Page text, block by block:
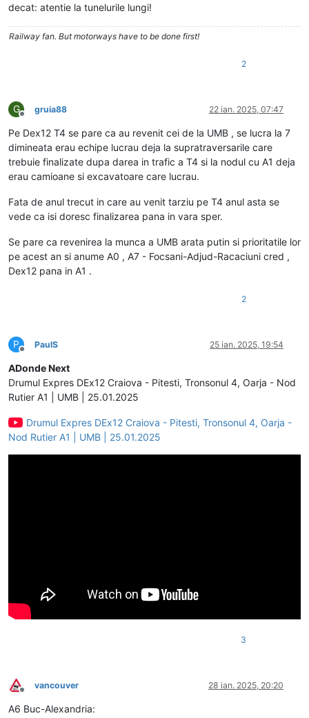
decat: atentie la tunelurile lungi!
Railway fan. But motorways have to be done first!
2
G
Deconectat
gruia88 22 ian. 2025, 07:47
Pe Dex12 T4 se pare ca au revenit cei de la UMB , se lucra la 7
dimineata erau echipe lucrau deja la supratraversarile care
trebuie finalizate dupa darea in trafic a T4 si la nodul cu A1 deja
erau camioane si excavatoare care lucrau.
Fata de anul trecut in care au venit tarziu pe T4 anul asta se
vede ca isi doresc finalizarea pana in vara sper.
Se pare ca revenirea la munca a UMB arata putin si prioritatile lor
pe acest an si anume A0 , A7 - Focsani-Adjud-Racaciuni cred ,
Dex12 pana in A1 .
2
P
Deconectat
PaulS 25 ian. 2025, 19:54
ADonde Next
Drumul Expres DEx12 Craiova - Pitesti, Tronsonul 4, Oarja - Nod
Rutier A1 | UMB | 25.01.2025
Drumul Expres DEx12 Craiova - Pitesti, Tronsonul 4, Oarja -
Nod Rutier A1 | UMB | 25.01.2025
3
Deconectat
vancouver 28 ian. 2025, 20:20
A6 Buc-Alexandria: